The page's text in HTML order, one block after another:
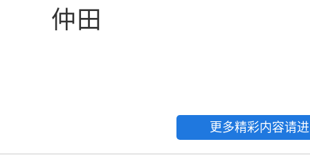
仲田
更多精彩内容请